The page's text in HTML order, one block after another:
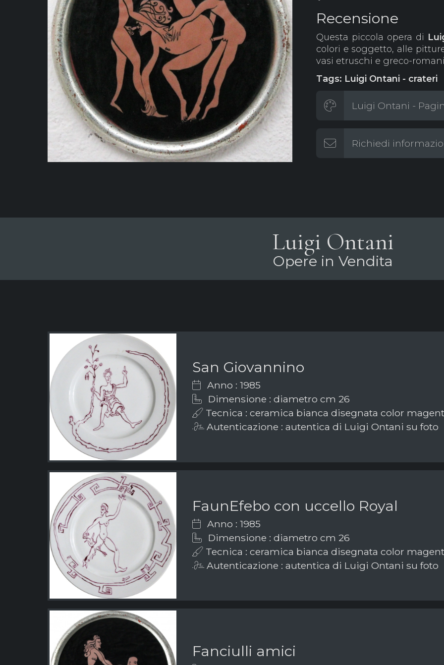
Recensione
Questa piccola opera di
colori e soggetto, alle
vasi etruschi e greco-
Tags: Luigi Ontani - crateri
Luigi Ontani -
Richiedi
Luigi Ontani
Opere in Vendita
San Giovannino
Anno : 1985
Dimensione : diametro cm 26
Tecnica : ceramica bianca disegnata color
Autenticazione : autentica di Luigi Ontani su foto
FaunEfebo con uccello Royal
Anno : 1985
Dimensione : diametro cm 26
Tecnica : ceramica bianca disegnata color
Autenticazione : autentica di Luigi Ontani su foto
Fanciulli amici